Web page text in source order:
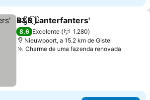
PartilharAdicionar aos favoritos
B&B Lanterfanters'
8,6 Excelente
1.280
Nieuwpoort, a 15.2 km de Gistel
Charme de uma fazenda renovada